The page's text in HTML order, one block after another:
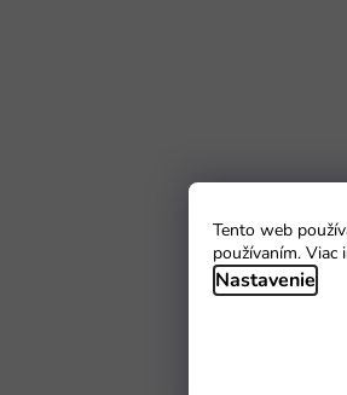
Tento web
používaním. Viac
Nastavenie